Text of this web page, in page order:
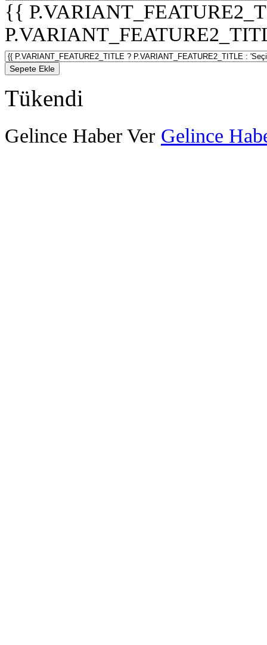
{{
Sepete Ekle
Tükendi
Gelince Haber Ver Gelince